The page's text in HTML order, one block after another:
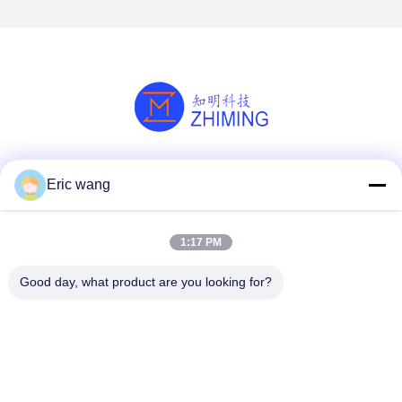
Telefone
Eric wang
1:17 PM
Good day, what product are you looking for?